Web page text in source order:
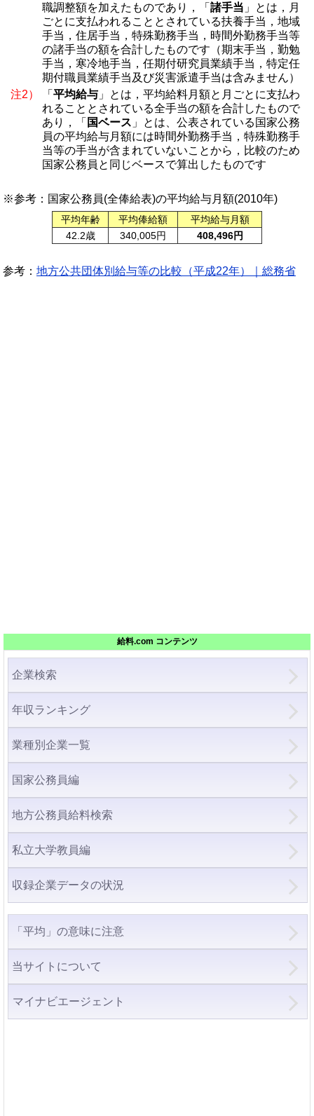
職調整額を加えたものであり，「 諸手当 」とは，月
ごとに支払われることとされている扶養手当，地域
手当，住居手当，特殊勤務手当，時間外勤務手当等
の諸手当の額を合計したものです（期末手当，勤勉
手当，寒冷地手当，任期付研究員業績手当，特定任
期付職員業績手当及び災害派遣手当は含みません）
注2）
「 平均給与」とは，平均給料月額と月ごとに支払わ
れることとされている全手当の額を合計したもので
あり，「 国ベース 」とは、公表されている国家公務
員の平均給与月額には時間外勤務手当，特殊勤務手
当等の手当が含まれていないことから，比較のため
国家公務員と同じベースで算出したものです
※参考：国家公務員(全俸給表)の平均給与月額(2010年)
平均年齢 平均俸給額
平均給与月額
42.2歳
340,005円 408,496円
参考： 地方公共団体別給与等の比較（平成22年）｜総務省
給料.com コンテンツ
企業検索
年収ランキング
業種別企業一覧
国家公務員編
地方公務員給料検索
私立大学教員編
収録企業データの状況
「平均」の意味に注意
当サイトについて
マイナビエージェント